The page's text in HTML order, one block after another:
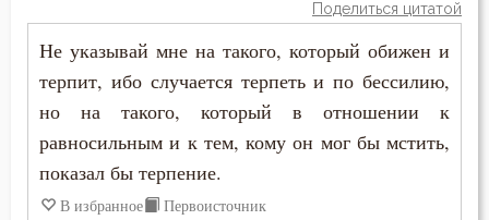
Воскресение
Воспитание
Иоанн Златоуст
Иоанн Карпафский
Иоанн Кронштадтский
Поделиться цитатой
Не указывай мне на такого, который обижен и
терпит, ибо случается терпеть и по бессилию,
но на такого, который в отношении к
равносильным и к тем, кому он мог бы мстить,
показал бы терпение.
В избранное Первоисточник